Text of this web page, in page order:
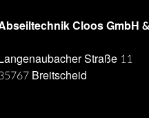
Cloos GmbH
Straße 11
Breitscheid